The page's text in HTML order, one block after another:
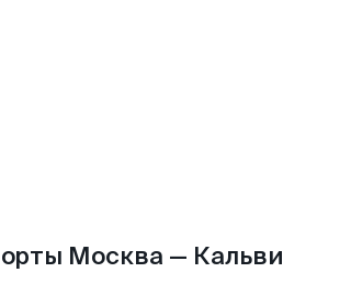
Москва — Кальви